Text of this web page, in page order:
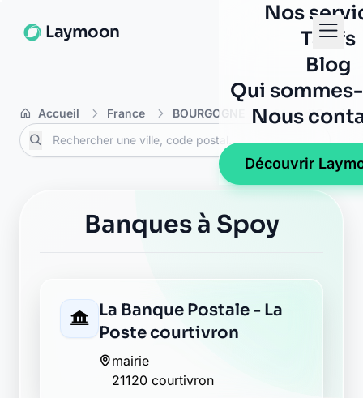
Laymoon
Nos
Tarifs
Blog
Qui
Nous
Découvrir
Accueil France BOURGOGNE Côte-d'Or
Banques à Spoy
La Banque Postale - La
Poste courtivron
mairie
21120 courtivron